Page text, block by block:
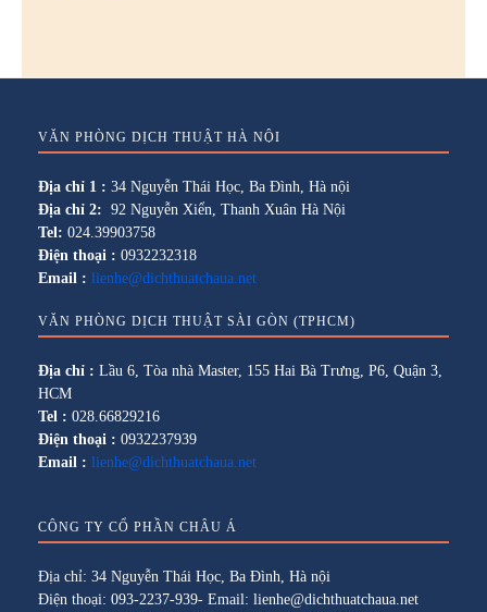
VĂN PHÒNG DỊCH THUẬT HÀ NỘI
Địa chỉ 1 : 34 Nguyễn Thái Học, Ba Đình, Hà nội
Địa chỉ 2: 92 Nguyễn Xiển, Thanh Xuân Hà Nội
Tel: 024.39903758
Điện thoại : 0932232318
Email : lienhe@dichthuatchaua.net
VĂN PHÒNG DỊCH THUẬT SÀI GÒN (TPHCM)
Địa chỉ : Lầu 6, Tòa nhà Master, 155 Hai Bà Trưng, P6, Quận 3,
HCM
Tel : 028.66829216
Điện thoại : 0932237939
Email : lienhe@dichthuatchaua.net
CÔNG TY CỔ PHẦN CHÂU Á
Địa chỉ: 34 Nguyễn Thái Học, Ba Đình, Hà nội
Điện thoại: 093-2237-939- Email: lienhe@dichthuatchaua.net